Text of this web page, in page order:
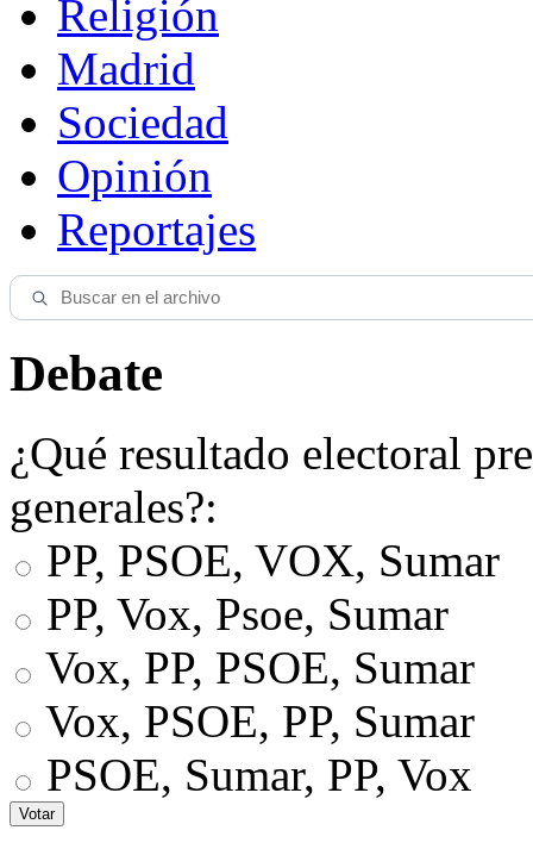
Religión
Madrid
Sociedad
Opinión
Reportajes
Debate
¿Qué resultado electoral
generales?:
PP, PSOE, VOX, Sumar
PP, Vox, Psoe, Sumar
Vox, PP, PSOE, Sumar
Vox, PSOE, PP, Sumar
PSOE, Sumar, PP, Vox